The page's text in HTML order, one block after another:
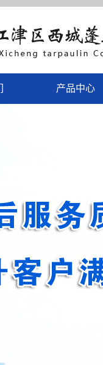
产品中心
吴江电动门智能
吴江户外休闲家
吴江其他